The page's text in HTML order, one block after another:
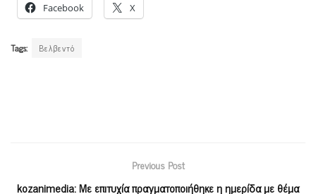
Facebook X
Tags: Βελβεντό
Previous Post
kozanimedia: Με επιτυχία πραγματοποιήθηκε η ημερίδα με θέμα